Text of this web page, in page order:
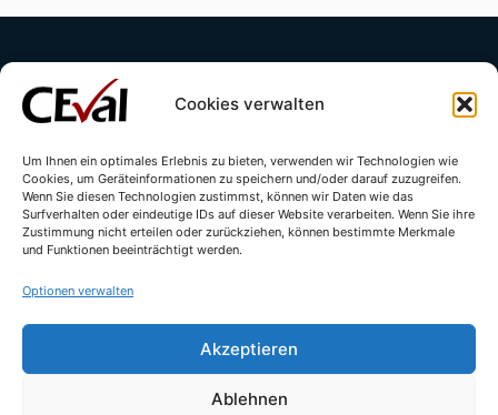
Cookies verwalten
Um Ihnen ein optimales Erlebnis zu bieten, verwenden wir Technologien wie
Cookies, um Geräteinformationen zu speichern und/oder darauf zuzugreifen.
Wenn Sie diesen Technologien zustimmst, können wir Daten wie das
Surfverhalten oder eindeutige IDs auf dieser Website verarbeiten. Wenn Sie ihre
Zustimmung nicht erteilen oder zurückziehen, können bestimmte Merkmale
und Funktionen beeinträchtigt werden.
Optionen verwalten
Akzeptieren
Ablehnen
Kontakt Impressum Datenschutzerklärung
Cookie-Richtlinie (EU)